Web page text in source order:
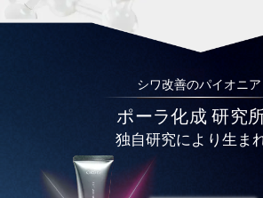
シワ改善のパイオニア
ポーラ化成 研究
独自研究により生ま